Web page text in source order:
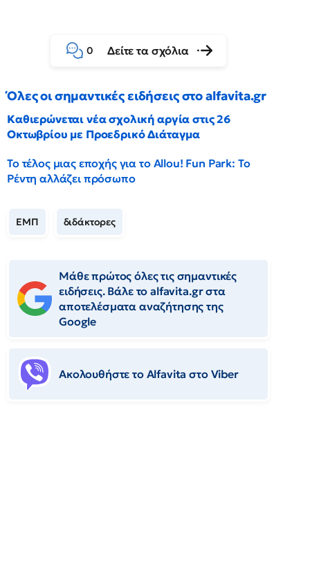
0 Δείτε τα σχόλια
Όλες οι σημαντικές ειδήσεις στο alfavita.gr
Καθιερώνεται νέα σχολική αργία στις 26
Οκτωβρίου με Προεδρικό Διάταγμα
Το τέλος μιας εποχής για το Allou! Fun Park: Το
Ρέντη αλλάζει πρόσωπο
ΕΜΠ διδάκτορες
Μάθε πρώτος όλες τις σημαντικές
ειδήσεις. Βάλε το alfavita.gr στα
αποτελέσματα αναζήτησης της
Google
Ακολουθήστε το Αlfavita στο Viber